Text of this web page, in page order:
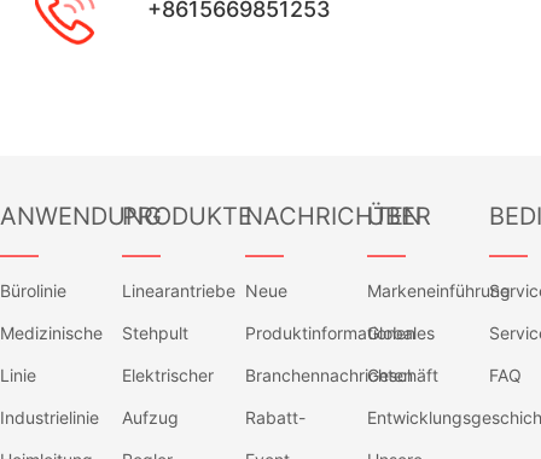
+8615669851253
ANWENDUNG
——
Bürolinie
Medizinische
Linie
Industrielinie
PRODUKTE
——
Linearantriebe
Stehpult
Elektrischer
Aufzug
NACHRICHTEN
——
Neue
Produktinformationen
Branchennachrichten
Rabatt-
ÜBER
——
Markeneinführung
Globales
Geschäft
——
FAQ